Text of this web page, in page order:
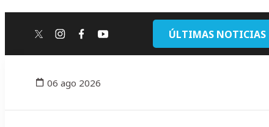
twitterinstagram
facebook
youtube ÚLTIMAS NOTICIAS
06 ago 2026